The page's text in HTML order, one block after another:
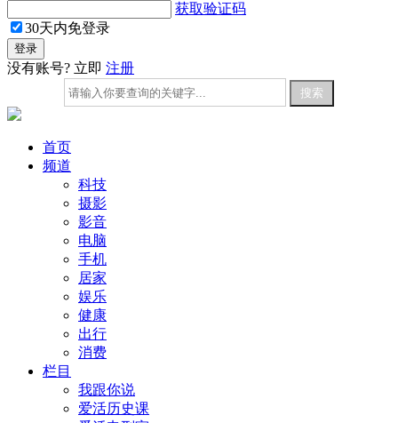
获取验证码
30天内免登录
没有账号? 立即 注册
首页
频道
科技
摄影
影音
电脑
手机
居家
娱乐
健康
出行
消费
栏目
我跟你说
爱活历史课